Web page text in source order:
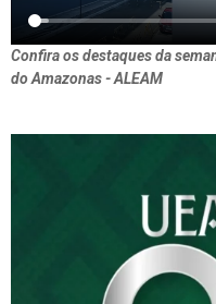
Confira os destaques da
do Amazonas - ALEAM